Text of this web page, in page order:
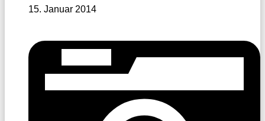
15. Januar 2014